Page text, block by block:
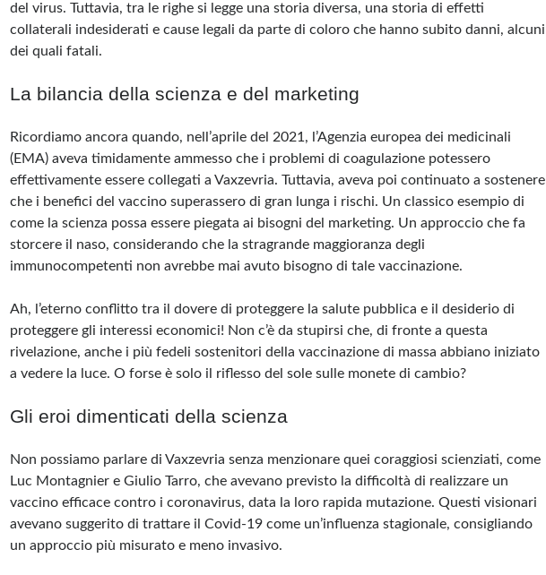
del virus. Tuttavia, tra le righe si legge una storia diversa, una storia di effetti
collaterali indesiderati e cause legali da parte di coloro che hanno subito danni, alcuni
dei quali fatali.
La bilancia della scienza e del marketing
Ricordiamo ancora quando, nell’aprile del 2021, l’Agenzia europea dei medicinali
(EMA) aveva timidamente ammesso che i problemi di coagulazione potessero
effettivamente essere collegati a Vaxzevria. Tuttavia, aveva poi continuato a sostenere
che i benefici del vaccino superassero di gran lunga i rischi. Un classico esempio di
come la scienza possa essere piegata ai bisogni del marketing. Un approccio che fa
storcere il naso, considerando che la stragrande maggioranza degli
immunocompetenti non avrebbe mai avuto bisogno di tale vaccinazione.
Ah, l’eterno conflitto tra il dovere di proteggere la salute pubblica e il desiderio di
proteggere gli interessi economici! Non c’è da stupirsi che, di fronte a questa
rivelazione, anche i più fedeli sostenitori della vaccinazione di massa abbiano iniziato
a vedere la luce. O forse è solo il riflesso del sole sulle monete di cambio?
Gli eroi dimenticati della scienza
Non possiamo parlare di Vaxzevria senza menzionare quei coraggiosi scienziati, come
Luc Montagnier e Giulio Tarro, che avevano previsto la difficoltà di realizzare un
vaccino efficace contro i coronavirus, data la loro rapida mutazione. Questi visionari
avevano suggerito di trattare il Covid-19 come un’influenza stagionale, consigliando
un approccio più misurato e meno invasivo.